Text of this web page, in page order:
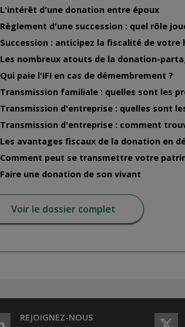
L'intérêt d'une donation entre époux
Règlement d'une succession : quel rôle
Succession : anticipez la fiscalité de
Les nombreux atouts de la donation-
Qui paie l'IFI en cas de démembrement ?
Transmission familiale : quelles sont les
Transmission d'entreprise : quelles sont
Transmission d'entreprise : comment
Les avantages fiscaux de la donation en
Comment peut se transmettre votre
Faire une donation de son vivant
Voir le dossier complet
REJOIGNEZ-NOUS